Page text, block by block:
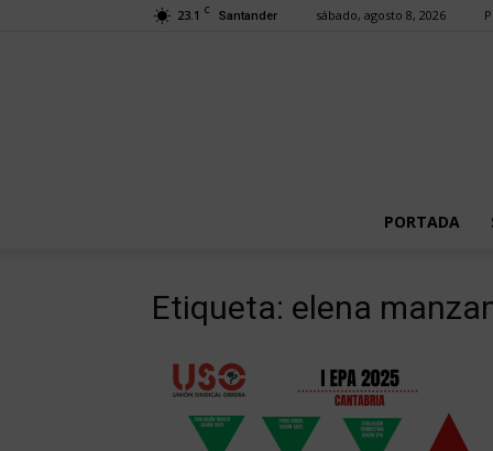
23.1 C Santander sábado, agosto 8, 2026
PORTADA
Etiqueta: elena